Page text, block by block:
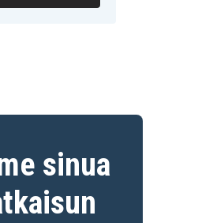
sinua